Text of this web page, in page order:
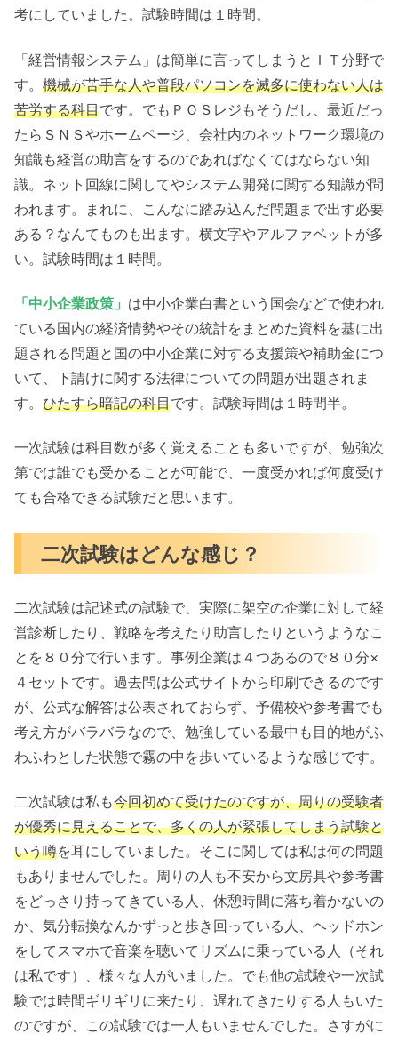
考にしていました。試験時間は１時間。
「経営情報システム」は簡単に言ってしまうとＩＴ分野で
す。 機械が苦手な人や普段パソコンを滅多に使わない人は
苦労する科目です。でもＰＯＳレジもそうだし、最近だっ
たらＳＮＳやホームページ、会社内のネットワーク環境の
知識も経営の助言をするのであればなくてはならない知
識。ネット回線に関してやシステム開発に関する知識が問
われます。まれに、こんなに踏み込んだ問題まで出す必要
ある？なんてものも出ます。横文字やアルファベットが多
い。試験時間は１時間。
「中小企業政策」 は中小企業白書という国会などで使われ
ている国内の経済情勢やその統計をまとめた資料を基に出
題される問題と国の中小企業に対する支援策や補助金につ
いて、下請けに関する法律についての問題が出題されま
す。 ひたすら暗記の科目です。試験時間は１時間半。
一次試験は科目数が多く覚えることも多いですが、勉強次
第では誰でも受かることが可能で、一度受かれば何度受け
ても合格できる試験だと思います。
二次試験はどんな感じ？
二次試験は記述式の試験で、実際に架空の企業に対して経
営診断したり、戦略を考えたり助言したりというようなこ
とを８０分で行います。事例企業は４つあるので８０分×
４セットです。過去問は公式サイトから印刷できるのです
が、公式な解答は公表されておらず、予備校や参考書でも
考え方がバラバラなので、勉強している最中も目的地がふ
わふわとした状態で霧の中を歩いているような感じです。
二次試験は私も今回初めて受けたのですが、周りの受験者
が優秀に見えることで、多くの人が緊張してしまう試験と
いう噂を耳にしていました。そこに関しては私は何の問題
もありませんでした。周りの人も不安から文房具や参考書
をどっさり持ってきている人、休憩時間に落ち着かないの
か、気分転換なんかずっと歩き回っている人、ヘッドホン
をしてスマホで音楽を聴いてリズムに乗っている人（それ
は私です）、様々な人がいました。でも他の試験や一次試
験では時間ギリギリに来たり、遅れてきたりする人もいた
のですが、この試験では一人もいませんでした。さすがに